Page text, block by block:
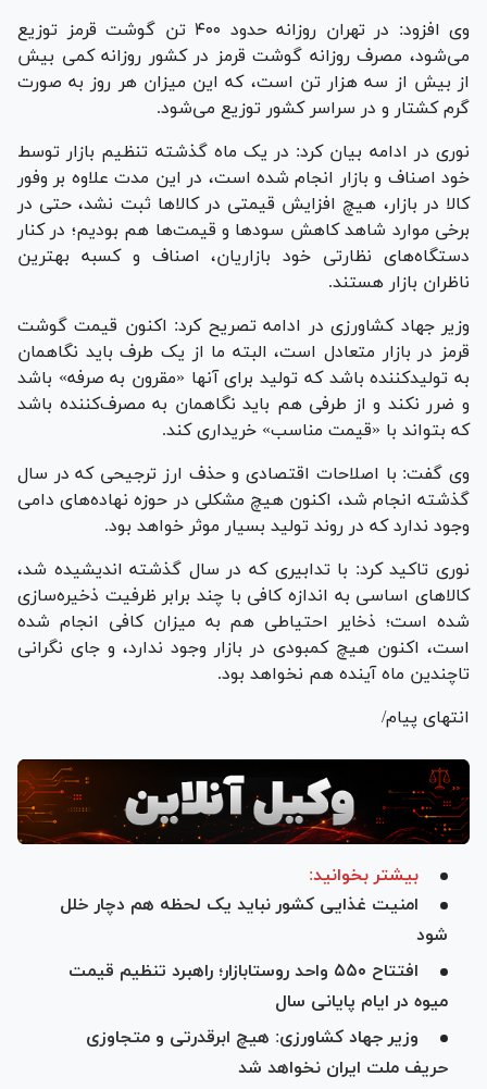
وی افزود: در تهران روزانه حدود ۴۰۰ تن گوشت قرمز توزیع
می‌شود، مصرف روزانه گوشت قرمز در کشور روزانه کمی بیش
از بیش از سه هزار تن است، که این میزان هر روز به صورت
گرم کشتار و در سراسر کشور توزیع می‌شود.
نوری در ادامه بیان کرد: در یک ماه گذشته تنظیم بازار توسط
خود اصناف و بازار انجام شده است، در این مدت علاوه بر وفور
کالا در بازار، هیچ افزایش قیمتی در کالا‌ها ثبت نشد، حتی در
برخی موارد شاهد کاهش سود‌ها و قیمت‌ها هم بودیم؛ در کنار
دستگاه‌های نظارتی خود بازاریان، اصناف و کسبه بهترین
ناظران بازار هستند.
وزیر جهاد کشاورزی در ادامه تصریح کرد: اکنون قیمت گوشت
قرمز در بازار متعادل است، البته ما از یک طرف باید نگاهمان
به تولیدکننده باشد که تولید برای آنها «مقرون به صرفه» باشد
و ضرر نکند و از طرفی هم باید نگاهمان به مصرف‌کننده باشد
که بتواند با «قیمت مناسب» خریداری کند.
وی گفت: با اصلاحات اقتصادی و حذف ارز ترجیحی که در سال
گذشته انجام شد، اکنون هیچ مشکلی در حوزه نهاده‌های دامی
وجود ندارد که در روند تولید بسیار موثر خواهد بود.
نوری تاکید کرد: با تدابیری که در سال گذشته اندیشیده شد،
کالا‌های اساسی به اندازه کافی با چند برابر ظرفیت ذخیره‌سازی
شده است؛ ذخایر احتیاطی هم به میزان کافی انجام شده
است، اکنون هیچ کمبودی در بازار وجود ندارد، و جای نگرانی
تاچندین ماه آینده هم نخواهد بود.
انتهای پیام/
بیشتر بخوانید:
امنیت غذایی کشور نباید یک لحظه هم دچار خلل
شود
افتتاح ۵۵۰ واحد روستابازار؛ راهبرد تنظیم قیمت
میوه در ایام پایانی سال
وزیر جهاد کشاورزی: هیچ ابرقدرتی و متجاوزی
حریف ملت ایران نخواهد شد